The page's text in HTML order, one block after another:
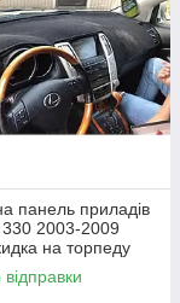
вночі,
ями та ін)
лінзи.
салон
панель приладів
2003-2009
на торпеду
Лексус RX 330